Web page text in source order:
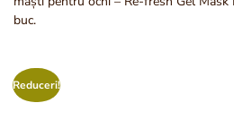
buc.
Reduceri!